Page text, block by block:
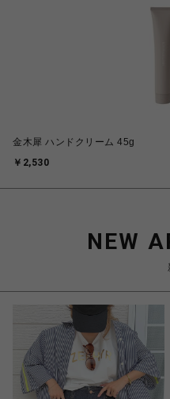
金木犀 ハンドクリーム 45g
￥2,530
NEW